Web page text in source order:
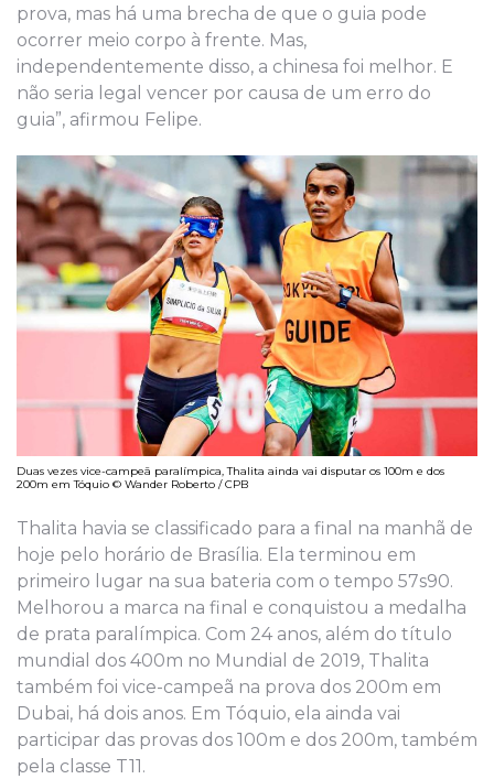
prova, mas há uma brecha de que o guia pode
ocorrer meio corpo à frente. Mas,
independentemente disso, a chinesa foi melhor. E
não seria legal vencer por causa de um erro do
guia”, afirmou Felipe.
Duas vezes vice-campeã paralímpica, Thalita ainda vai disputar os 100m e dos
200m em Tóquio © Wander Roberto / CPB
Thalita havia se classificado para a final na manhã de
hoje pelo horário de Brasília. Ela terminou em
primeiro lugar na sua bateria com o tempo 57s90.
Melhorou a marca na final e conquistou a medalha
de prata paralímpica. Com 24 anos, além do título
mundial dos 400m no Mundial de 2019, Thalita
também foi vice-campeã na prova dos 200m em
Dubai, há dois anos. Em Tóquio, ela ainda vai
participar das provas dos 100m e dos 200m, também
pela classe T11.